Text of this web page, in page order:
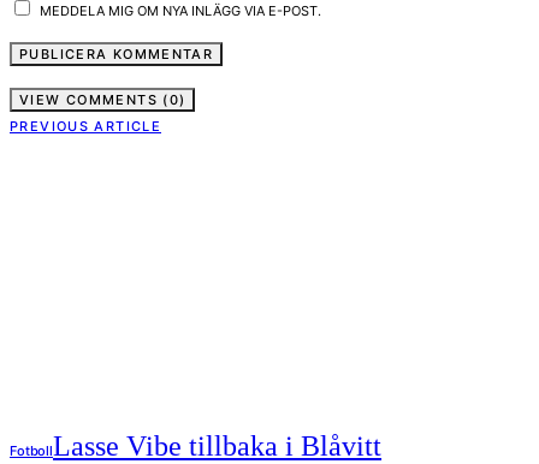
MEDDELA MIG OM NYA INLÄGG VIA E-POST.
VIEW COMMENTS (0)
PREVIOUS ARTICLE
FotbollLasse Vibe tillbaka i Blåvitt